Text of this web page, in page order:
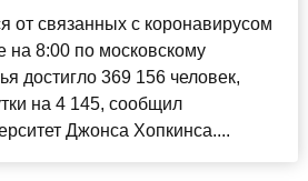
от связанных с коронавирусом
на 8:00 по московскому
достигло 369 156 человек,
на 4 145, сообщил
Джонса Хопкинса....